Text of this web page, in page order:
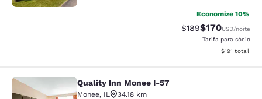
Economize 10%
Tarifa anterior
$189Tarifa com
$170USD/noite
Tarifa para sócio
Exibir
$191 total
Quality Inn Monee I-57
Quality Inn Monee I-57
Monee, IL
34.18 km